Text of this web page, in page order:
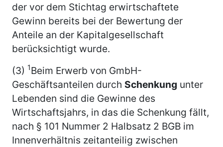
der vor dem Stichtag erwirtschaftete
Gewinn bereits bei der Bewertung der
Anteile an der Kapitalgesellschaft
berücksichtigt wurde.
(3) 1Beim Erwerb von GmbH-
Geschäftsanteilen durch Schenkung unter
Lebenden sind die Gewinne des
Wirtschaftsjahrs, in das die Schenkung fällt,
nach § 101 Nummer 2 Halbsatz 2 BGB im
Innenverhältnis zeitanteilig zwischen